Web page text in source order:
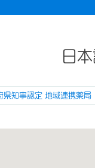
日
県知事認定 地域連携薬局